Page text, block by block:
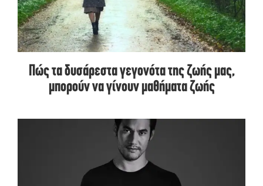
Πώς τα δυσάρεστα γεγονότα της ζωής μας,
μπορούν να γίνουν μαθήματα ζωής